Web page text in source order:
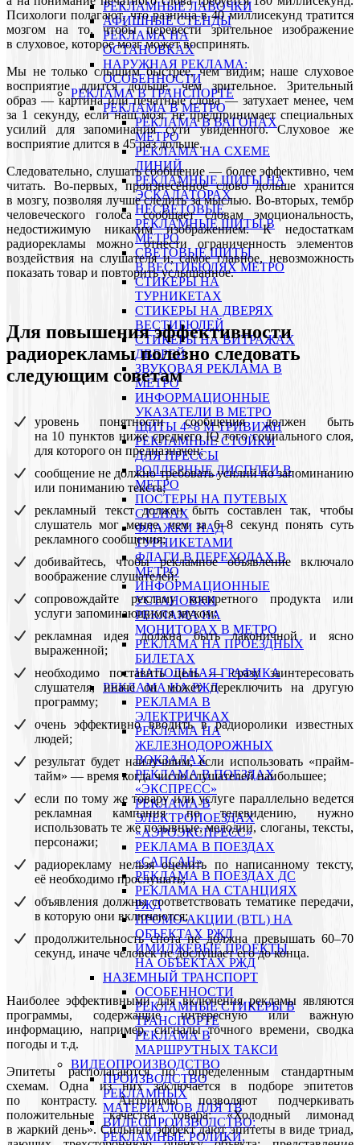
РЕКЛАМНЫЕ ЛАВОЧКИ
АФИШНЫЕ СТЕНДЫ
РЕКЛАМА НА
ОСТАНОВКАХ
НАРУЖНАЯ РЕКЛАМА:
ОСОБЕННОСТИ
РЕКЛАМА В ТРАНСПОРТЕ
РЕКЛАМА В МЕТРО
РЕКЛАМА В ВАГОНАХ
МЕТРО
РЕКЛАМА НА СХЕМЕ
ЛИНИЙ
РЕКЛАМНЫЕ ЩИТЫ НА
ЭСКАЛАТОРАХ
НЕСВЕТОВЫЕ
РЕКЛАМНЫЕ ЩИТЫ В
МЕТРО
СВЕТОВЫЕ ЩИТЫ
В ВЕСТИБЮЛЯХ МЕТРО
СТИКЕРЫ НА
ТУРНИКЕТАХ
CТИКЕРЫ НА ДВЕРЯХ
ВЕСТИБЮЛЕЙ
CТИКЕРЫ НА ВИТРАЖАХ
ДВЕРЕЙ
ЗВУКОВАЯ РЕКЛАМА В
МЕТРО
ИНФОРМАЦИОННЫЕ
УКАЗАТЕЛИ В МЕТРО
ЩИТЫ 4×8 М ТРИВИЖН
РЕКЛАМНЫЕ СТОЙКИ
ДЛЯ ПРЕССЫ
РОЛЛЕРНЫЕ ДИСПЛЕИ В
МЕТРО
ПОСТЕРЫ НА ПУТЕВЫХ
СТЕНАХ
ФЛАЖКИ НАД
ТУРНИКЕТАМИ
ФЛАГИ В ПЕРЕХОДАХ В
МЕТРО
ИНФОРМАЦИОННЫЕ
УСТАНОВКИ
РЕКЛАМА НА
МОНИТОРАХ В МЕТРО
РЕКЛАМА НА ПРОЕЗДНЫХ
БИЛЕТАХ
НАПОЛЬНАЯ ГРАФИКА
РЕКЛАМА НА РЖД
РЕКЛАМА В
ЭЛЕКТРИЧКАХ
РЕКЛАМА НА
ЖЕЛЕЗНОДОРОЖНЫХ
ВОКЗАЛАХ
РЕКЛАМА В ПОЕЗДАХ
«ЭКСПРЕСС»
РЕКЛАМА В
ЭЛЕКТРОПОЕЗДАХ
«АЭРОЭКСПРЕСС»
РЕКЛАМА В ПОЕЗДАХ
«САПСАН»
РЕКЛАМА В ПОЕЗДАХ ДС
РЕКЛАМА НА СТАНЦИЯХ
РЖД
ПРОМО-АКЦИИ (BTL) НА
ОБЪЕКТАХ РЖД
ИМИДЖЕВЫЕ ПРОЕКТЫ
НА ОБЪЕКТАХ РЖД
НАЗЕМНЫЙ ТРАНСПОРТ
ОСОБЕННОСТИ
РЕКЛАМНЫЕ СТИКЕРЫ В
ТРАНСПОРТЕ
РЕКЛАМА В
МАРШРУТНЫХ ТАКСИ
ВИДЕОПРОИЗВОДСТВО
ПРОИЗВОДСТВО
РЕКЛАМНЫХ
МАТЕРИАЛОВ ДЛЯ ТВ
ВИДЕОПРОИЗВОДСТВО:
РЕКЛАМНЫЕ РОЛИКИ,
Психологи полагают, что разница в 40 миллисекунд тратится
мозгом на то, чтобы перевести зрительное изображение
в слуховое, которое мозг может воспринять.
Мы не только слышим быстрее, чем видим; наше слуховое
восприятие длится дольше, чем зрительное. Зрительный
образ — картина или печатные слова — затухает менее, чем
за 1 секунду, если наш мозг не предпринимает специальных
усилий для запоминания сути увиденного. Слуховое же
восприятие длится в 45 раз дольше.
Следовательно, слушать сообщение — более эффективно, чем
читать. Во-первых, произнесённое слово дольше хранится
в мозгу, позволяя лучше следить за мыслью. Во-вторых, тембр
человеческого голоса сообщает словам эмоциональность,
недостижимую никаким изображением. К недостаткам
радиорекламы можно отнести ограниченность элементов
воздействия на слушателя и, самое главное, невозможность
показать товар и повторить услышанное.
Для повышения эффективности
радиорекламы полезно следовать
следующим советам
уровень понятности сообщения должен быть
на 10 пунктов ниже среднего IQ того социального слоя,
для которого он предназначен;
сообщение не должно требовать усилий по запоминанию
или пониманию текста;
рекламный текст должен быть составлен так, чтобы
слушатель мог менее, чем за 6–8 секунд понять суть
рекламного сообщения;
добивайтесь, чтобы рекламное объявление включало
воображение слушателей;
сопровождайте рекламу конкретного продукта или
услуги запоминающимся звуком;
рекламная идея должна быть лаконичной и ясно
выраженной;
необходимо поставить цель — сразу заинтересовать
слушателя, иначе он может переключить на другую
программу;
очень эффективно вводить в радиоролики известных
людей;
результат будет наилучшим, если использовать «прайм-
тайм» — время когда число слушателей наибольшее;
если по тому же товару или услуге параллельно ведется
рекламная кампания по телевидению, нужно
использовать те же позывные, мелодии, слоганы, тексты,
персонажи;
радиорекламу нельзя оценить по написанному тексту,
её необходимо прослушать;
объявления должны соответствовать тематике передачи,
в которую они включаются;
продолжительность спота не должна превышать 60–70
секунд, иначе человек не дослушает его до конца.
Наиболее эффективными для включения рекламы являются
программы, содержащие интересную или важную
информацию, например, сигналы точного времени, сводка
погоды и т.д.
Эпитеты располагаются по определенным стандартным
схемам. Одна из них заключается в подборе эпитетов
по контрасту. Антонимы позволяют подчеркивать
положительные качества товара: «Холодный лимонад
в жаркий день». Сильный эффект дают эпитеты в виде триад,